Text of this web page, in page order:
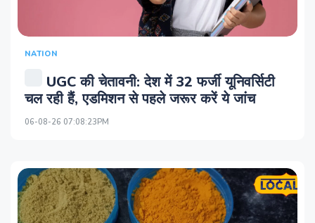
NATION
UGC की चेतावनी: देश में 32 फर्जी यूनिवर्सिटी
चल रही हैं, एडमिशन से पहले जरूर करें ये जांच
06-08-26 07:08:23PM